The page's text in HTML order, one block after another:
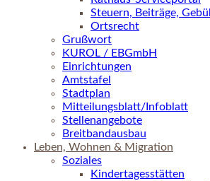
Steuern, Beiträge,
Ortsrecht
Grußwort
KUROL / EBGmbH
Einrichtungen
Amtstafel
Stadtplan
Mitteilungsblatt/Infoblatt
Stellenangebote
Breitbandausbau
Leben, Wohnen & Migration
Soziales
Kindertagesstätten